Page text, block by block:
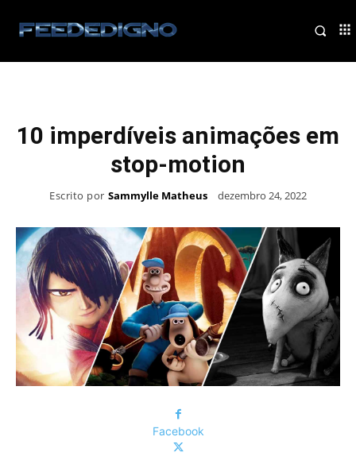
10 imperdíveis animações em
stop-motion
Escrito por Sammylle Matheus dezembro 24, 2022
Facebook